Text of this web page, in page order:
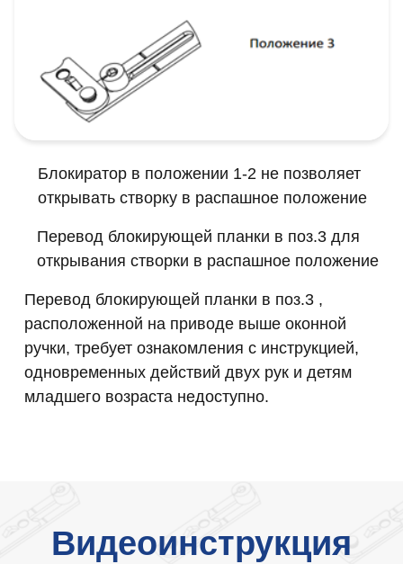
Блокиратор в положении 1-2 не позволяет
открывать створку в распашное положение
Перевод блокирующей планки в поз.3 для
открывания створки в распашное положение
Перевод блокирующей планки в поз.3 ,
расположенной на приводе выше оконной
ручки, требует ознакомления с инструкцией,
одновременных действий двух рук и детям
младшего возраста недоступно.
Видеоинструкция